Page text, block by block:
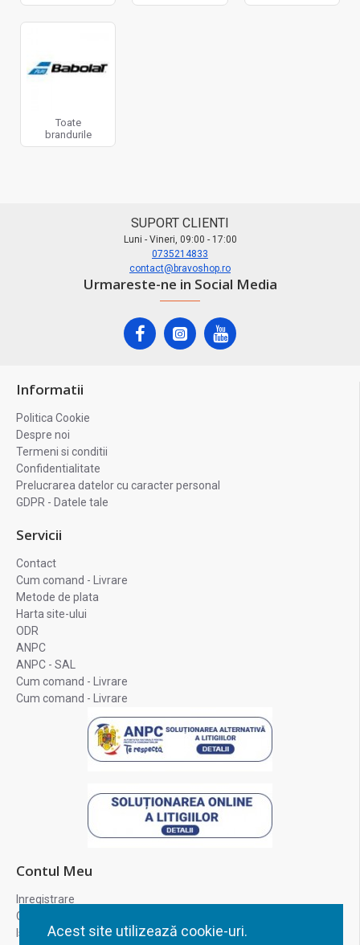
Acest site utilizează cookie-uri.
Toate
brandurile
SUPORT CLIENTI
Luni - Vineri, 09:00 - 17:00
0735214833
contact@bravoshop.ro
Urmareste-ne in Social Media
Informatii
Politica Cookie
Despre noi
Termeni si conditii
Confidentialitate
Prelucrarea datelor cu caracter personal
GDPR - Datele tale
Servicii
Contact
Cum comand - Livrare
Metode de plata
Harta site-ului
ODR
ANPC
ANPC - SAL
Cum comand - Livrare
Cum comand - Livrare
Contul Meu
Inregistrare
Contul meu
Istoric comenzi